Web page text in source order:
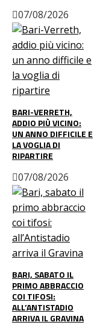
07/08/2026
BARI-VERRETH,
ADDIO PIÙ VICINO:
UN ANNO DIFFICILE E
LA VOGLIA DI
RIPARTIRE
07/08/2026
BARI, SABATO IL
PRIMO ABBRACCIO
COI TIFOSI:
ALL’ANTISTADIO
ARRIVA IL GRAVINA